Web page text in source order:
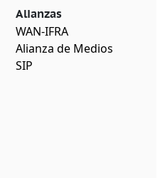
Alianzas
WAN-IFRA
Alianza de Medios
SIP